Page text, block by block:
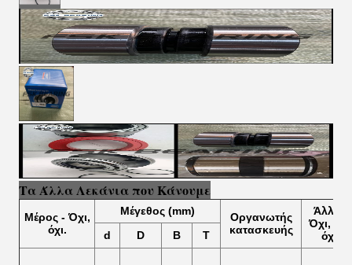
Τα Άλλα Λεκάνια που Κάνουμε
Μέρος - Όχι,
όχι.
Μέγεθος (mm)
Οργανωτής
κατασκευής
Άλλα
Όχι, όχι,
όχι.
d D Β Τ